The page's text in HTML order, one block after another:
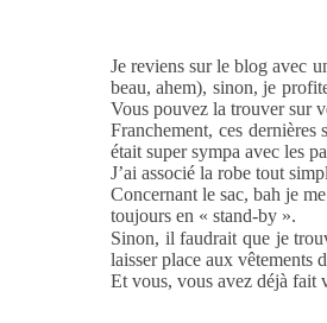
Je reviens sur le blog avec
beau, ahem), sinon, je
Vous pouvez la trouver sur
Franchement, ces
était super sympa avec les
J’ai associé la robe tout
Concernant le sac, bah je
toujours en « stand-by ».
Sinon, il faudrait que je
laisser place aux vêtements
Et vous, vous avez déjà fait